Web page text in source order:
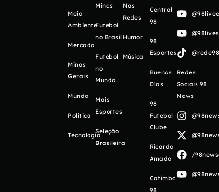
Meio
Ambiente
Mercado
Minas
Gerais
Mundo
Política
Tecnologia
Minas
Futebol
no Brasil
Futebol
no
Mundo
Mais
Esportes
Seleção
Brasileira
Nas
Redes
Humor
Música
Central
98
98
Esportes
Buenos
Días
98
Futebol
Clube
Ricardo
Amado
Catimba
98
Redes
Sociais 98
News
/